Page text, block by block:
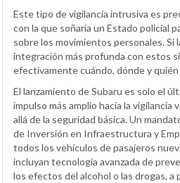
Este tipo de vigilancia intrusiva es
con la que soñaría un Estado policial
sobre los movimientos personales. Si
integración más profunda con estos
efectivamente cuándo, dónde y
El lanzamiento de Subaru es solo el
impulso más amplio hacia la vigilancia
allá de la seguridad básica. Un
de Inversión en Infraestructura y
todos los vehículos de pasajeros
incluyan tecnología avanzada de
los efectos del alcohol o las drogas, a